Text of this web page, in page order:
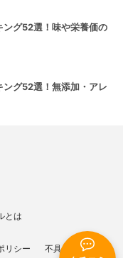
ング52選！味や栄養価の
ング52選！無添加・アレ
とは
リシー 不具合報告